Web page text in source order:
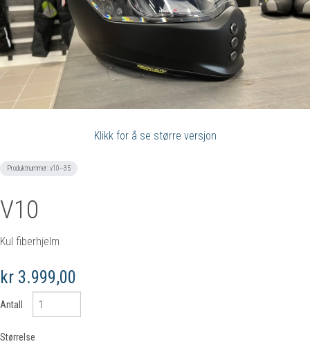
Klikk for å se større versjon
Produktnummer:v10--35
V10
Kul fiberhjelm
kr 3.999,00
Antall
Størrelse